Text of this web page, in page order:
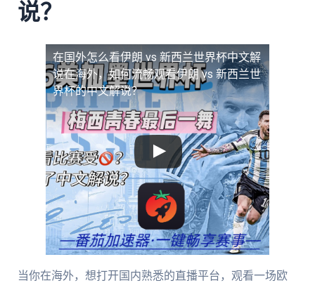
说？
在国外怎么看伊朗 vs 新西兰世界杯中文解
说在海外，如何流畅观看伊朗 vs 新西兰世
界杯的中文解说？
当你在海外，想打开国内熟悉的直播平台，观看一场欧